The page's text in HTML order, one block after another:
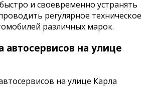
и своевременно устранять
регулярное техническое
различных марок.
на улице